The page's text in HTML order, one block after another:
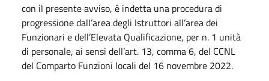
con il presente avviso, è indetta una procedura di
progressione dall’area degli Istruttori all’area dei
Funzionari e dell’Elevata Qualificazione, per n. 1 unità
di personale, ai sensi dell’art. 13, comma 6, del CCNL
del Comparto Funzioni locali del 16 novembre 2022.